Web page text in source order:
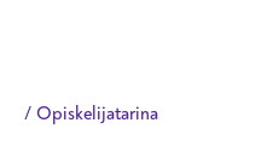
Opiskelijatarina